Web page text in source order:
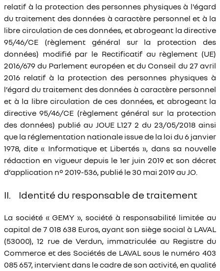
relatif à la protection des personnes physiques à l'égard
du traitement des données à caractère personnel et à la
libre circulation de ces données, et abrogeant la directive
95/46/CE (règlement général sur la protection des
données) modifié par le Rectificatif au règlement (UE)
2016/679 du Parlement européen et du Conseil du 27 avril
2016 relatif à la protection des personnes physiques à
l’égard du traitement des données à caractère personnel
et à la libre circulation de ces données, et abrogeant la
directive 95/46/CE (règlement général sur la protection
des données) publié au JOUE L127 2 du 23/05/2018 ainsi
que la réglementation nationale issue de la loi du 6 janvier
1978, dite « Informatique et Libertés », dans sa nouvelle
rédaction en vigueur depuis le 1er juin 2019 et son décret
d’application n° 2019-536, publié le 30 mai 2019 au JO.
II. Identité du responsable de traitement
La société « GEMY », société à responsabilité limitée au
capital de 7 018 638 Euros, ayant son siège social à LAVAL
(53000), 12 rue de Verdun, immatriculée au Registre du
Commerce et des Sociétés de LAVAL sous le numéro 403
085 657, intervient dans le cadre de son activité, en qualité